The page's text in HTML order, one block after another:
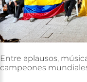
Entre aplausos,
campeones